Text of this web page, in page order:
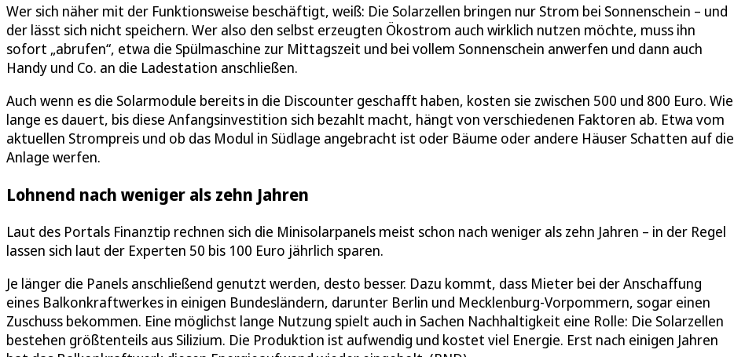
Wer sich näher mit der Funktionsweise beschäftigt, weiß: Die Solarzellen bringen nur Strom bei Sonnenschein – und
der lässt sich nicht speichern. Wer also den selbst erzeugten Ökostrom auch wirklich nutzen möchte, muss ihn
sofort „abrufen“, etwa die Spülmaschine zur Mittagszeit und bei vollem Sonnenschein anwerfen und dann auch
Handy und Co. an die Ladestation anschließen.
Auch wenn es die Solarmodule bereits in die Discounter geschafft haben, kosten sie zwischen 500 und 800 Euro. Wie
lange es dauert, bis diese Anfangsinvestition sich bezahlt macht, hängt von verschiedenen Faktoren ab. Etwa vom
aktuellen Strompreis und ob das Modul in Südlage angebracht ist oder Bäume oder andere Häuser Schatten auf die
Anlage werfen.
Lohnend nach weniger als zehn Jahren
Laut des Portals Finanztip rechnen sich die Minisolarpanels meist schon nach weniger als zehn Jahren – in der Regel
lassen sich laut der Experten 50 bis 100 Euro jährlich sparen.
Je länger die Panels anschließend genutzt werden, desto besser. Dazu kommt, dass Mieter bei der Anschaffung
eines Balkonkraftwerkes in einigen Bundesländern, darunter Berlin und Mecklenburg-Vorpommern, sogar einen
Zuschuss bekommen. Eine möglichst lange Nutzung spielt auch in Sachen Nachhaltigkeit eine Rolle: Die Solarzellen
bestehen größtenteils aus Silizium. Die Produktion ist aufwendig und kostet viel Energie. Erst nach einigen Jahren